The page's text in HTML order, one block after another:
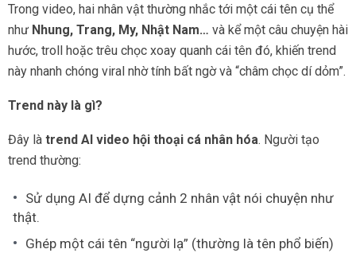
Trong video, hai nhân vật thường nhắc tới một cái tên cụ thể
như Nhung, Trang, My, Nhật Nam… và kể một câu chuyện hài
hước, troll hoặc trêu chọc xoay quanh cái tên đó, khiến trend
này nhanh chóng viral nhờ tính bất ngờ và “châm chọc dí dỏm”.
Trend này là gì?
Đây là trend AI video hội thoại cá nhân hóa. Người tạo
trend thường:
Sử dụng AI để dựng cảnh 2 nhân vật nói chuyện như
thật.
Ghép một cái tên “người lạ” (thường là tên phổ biến)